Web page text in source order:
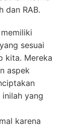
dan RAB.
sesuai
kita. Mereka
aspek
yang
karena